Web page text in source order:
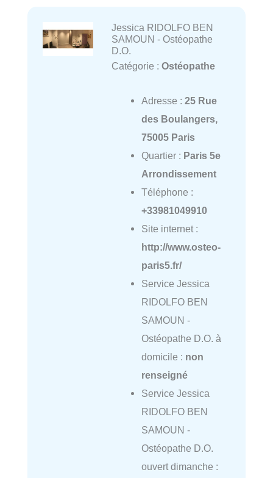
Jessica RIDOLFO BEN
SAMOUN - Ostéopathe
D.O.
Catégorie : Ostéopathe
Adresse : 25 Rue
des Boulangers,
75005 Paris
Quartier : Paris 5e
Arrondissement
Téléphone :
+33981049910
Site internet :
http://www.osteo-
paris5.fr/
Service Jessica
RIDOLFO BEN
SAMOUN -
Ostéopathe D.O. à
domicile : non
renseigné
Service Jessica
RIDOLFO BEN
SAMOUN -
Ostéopathe D.O.
ouvert dimanche :